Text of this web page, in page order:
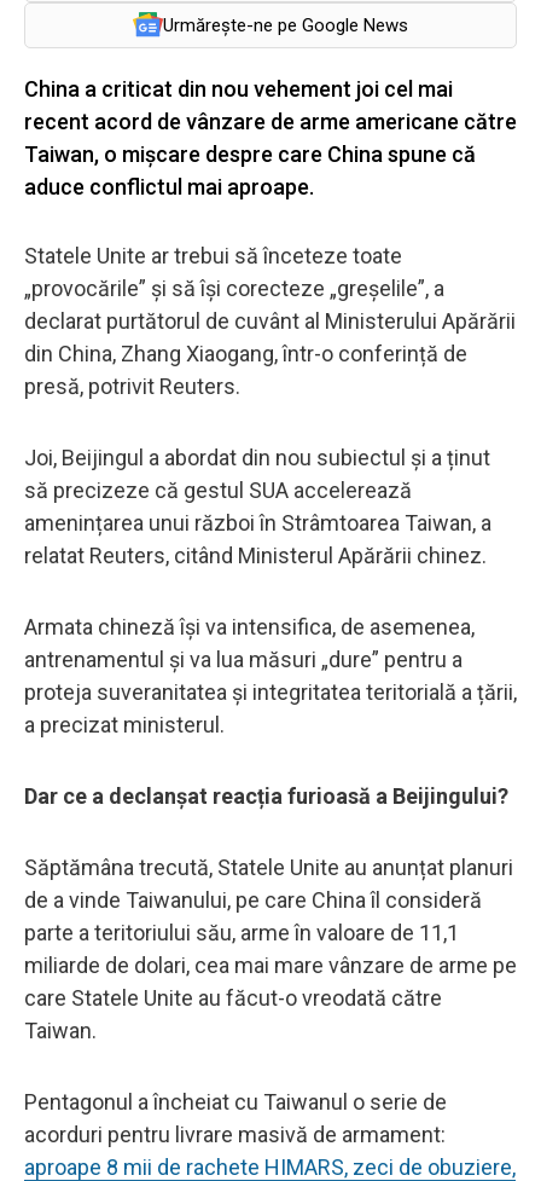
Urmărește-ne pe Google News
China a criticat din nou vehement joi cel mai
recent acord de vânzare de arme americane către
Taiwan, o mișcare despre care China spune că
aduce conflictul mai aproape.
Statele Unite ar trebui să înceteze toate
„provocările” și să își corecteze „greșelile”, a
declarat purtătorul de cuvânt al Ministerului Apărării
din China, Zhang Xiaogang, într-o conferință de
presă, potrivit Reuters.
Joi, Beijingul a abordat din nou subiectul și a ținut
să precizeze că gestul SUA accelerează
amenințarea unui război în Strâmtoarea Taiwan, a
relatat Reuters, citând Ministerul Apărării chinez.
Armata chineză își va intensifica, de asemenea,
antrenamentul și va lua măsuri „dure” pentru a
proteja suveranitatea și integritatea teritorială a țării,
a precizat ministerul.
Dar ce a declanșat reacția furioasă a Beijingului?
Săptămâna trecută, Statele Unite au anunțat planuri
de a vinde Taiwanului, pe care China îl consideră
parte a teritoriului său, arme în valoare de 11,1
miliarde de dolari, cea mai mare vânzare de arme pe
care Statele Unite au făcut-o vreodată către
Taiwan.
Pentagonul a încheiat cu Taiwanul o serie de
acorduri pentru livrare masivă de armament:
aproape 8 mii de rachete HIMARS, zeci de obuziere,